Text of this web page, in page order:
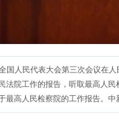
国人民代表大会第三次会议在
法院工作的报告，听取最高人
最高人民检察院的工作报告。中